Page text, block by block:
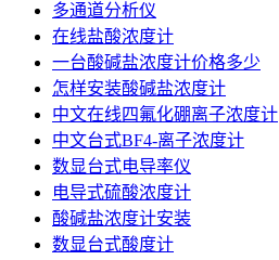
多通道分析仪
在线盐酸浓度计
一台酸碱盐浓度计价格多少
怎样安装酸碱盐浓度计
中文在线四氟化硼离子浓度计
中文台式BF4-离子浓度计
数显台式电导率仪
电导式硫酸浓度计
酸碱盐浓度计安装
数显台式酸度计